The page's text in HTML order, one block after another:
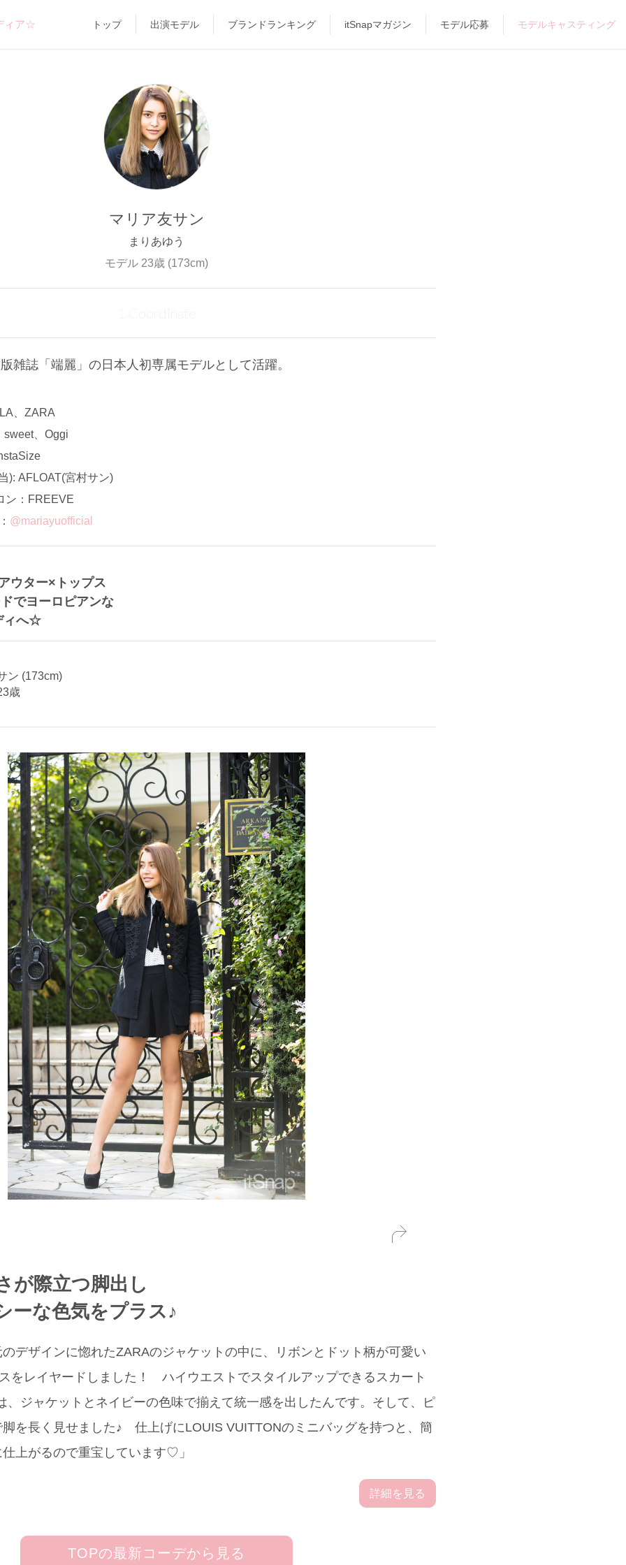
ィア☆ トップ 出演モデル ブランドランキング itSnapマガジン モデル応募 モデルキャスティング
マリア友サン
まりあゆう
モデル 23歳 (173cm)
1 Coordinate
雑誌「端麗」の日本人初専属モデルとして活躍。
、ZARA
sweet、Oggi
): AFLOAT(宮村サン)
ン：FREEVE
@mariayuofficial
ウター×トップス
でヨーロピアンな
ィへ☆
ン (173cm)
歳
が際立つ脚出し
ーな色気をプラス♪
デザインに惚れたZARAのジャケットの中に、リボンとドット柄が可愛い
をレイヤードしました！ ハイウエストでスタイルアップできるスカート
、ジャケットとネイビーの色味で揃えて統一感を出したんです。そして、ピ
を長く見せました♪ 仕上げにLOUIS VUITTONのミニバッグを持つと、簡
上がるので重宝しています♡」
詳細を見る
TOPの最新コーデから見る